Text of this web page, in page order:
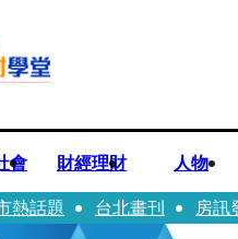
會 財經理財 人物
熱話題 台北畫刊 房訊